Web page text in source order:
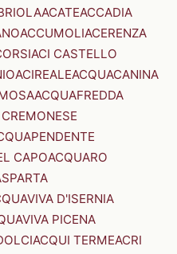
ACATEACCADIA
ACCUMOLIACERENZA
ACI CASTELLO
ACIREALEACQUACANINA
ACQUAFREDDA
CAPOACQUARO
D'ISERNIA
PICENA
ACQUI TERMEACRI